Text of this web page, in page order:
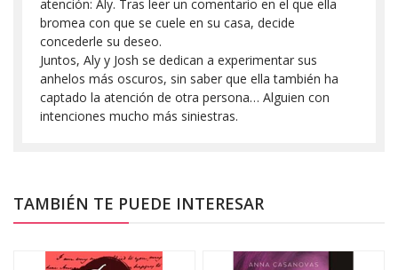
atención: Aly. Tras leer un comentario en el que ella
bromea con que se cuele en su casa, decide
concederle su deseo.
Juntos, Aly y Josh se dedican a experimentar sus
anhelos más oscuros, sin saber que ella también ha
captado la atención de otra persona… Alguien con
intenciones mucho más siniestras.
TAMBIÉN TE PUEDE INTERESAR